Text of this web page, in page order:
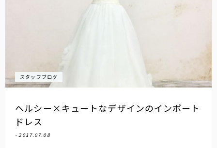
スタッフブログ
ヘルシー×キュートなデザインのインポート
ドレス
- 2017.07.08